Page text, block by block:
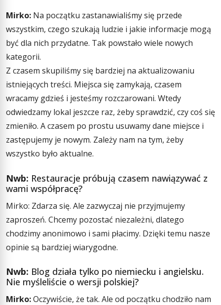
Mirko: Na początku zastanawialiśmy się przede
wszystkim, czego szukają ludzie i jakie informacje mogą
być dla nich przydatne. Tak powstało wiele nowych
kategorii.
Z czasem skupiliśmy się bardziej na aktualizowaniu
istniejących treści. Miejsca się zamykają, czasem
wracamy gdzieś i jesteśmy rozczarowani. Wtedy
odwiedzamy lokal jeszcze raz, żeby sprawdzić, czy coś się
zmieniło. A czasem po prostu usuwamy dane miejsce i
zastępujemy je nowym. Zależy nam na tym, żeby
wszystko było aktualne.
Nwb: Restauracje próbują czasem nawiązywać z
wami współpracę?
Mirko: Zdarza się. Ale zazwyczaj nie przyjmujemy
zaproszeń. Chcemy pozostać niezależni, dlatego
chodzimy anonimowo i sami płacimy. Dzięki temu nasze
opinie są bardziej wiarygodne.
Nwb: Blog działa tylko po niemiecku i angielsku.
Nie myśleliście o wersji polskiej?
Mirko:Oczywiście, że tak. Ale od początku chodziło nam